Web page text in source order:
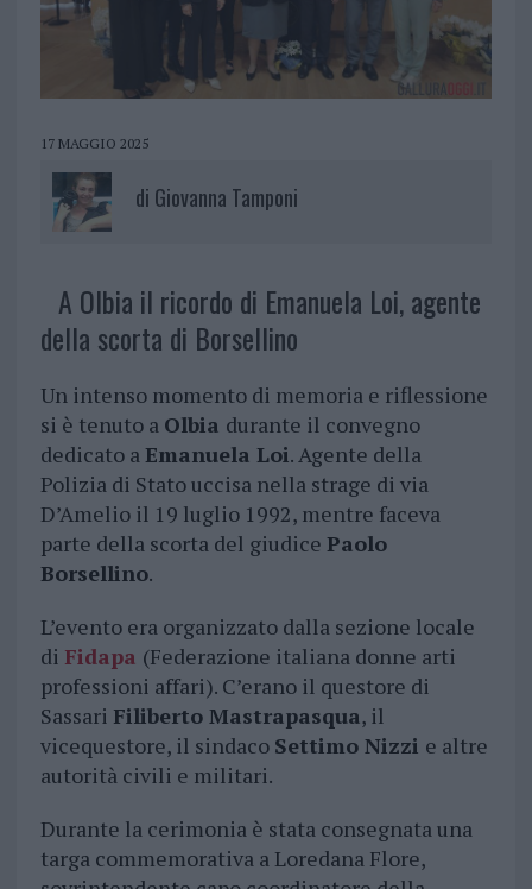
17 MAGGIO 2025
di Giovanna Tamponi
A Olbia il ricordo di Emanuela Loi, agente
della scorta di Borsellino
Un intenso momento di memoria e riflessione
si è tenuto a Olbia durante il convegno
dedicato aEmanuela Loi. Agente della
Polizia di Stato uccisa nella strage di via
D’Amelio il 19 luglio 1992, mentre faceva
parte della scorta del giudice Paolo
Borsellino.
L’evento era organizzato dalla sezione locale
di Fidapa (Federazione italiana donne arti
professioni affari). C’erano il questore di
Sassari Filiberto Mastrapasqua, il
vicequestore, il sindaco Settimo Nizzi e altre
autorità civili e militari.
Durante la cerimonia è stata consegnata una
targa commemorativa a Loredana Flore,